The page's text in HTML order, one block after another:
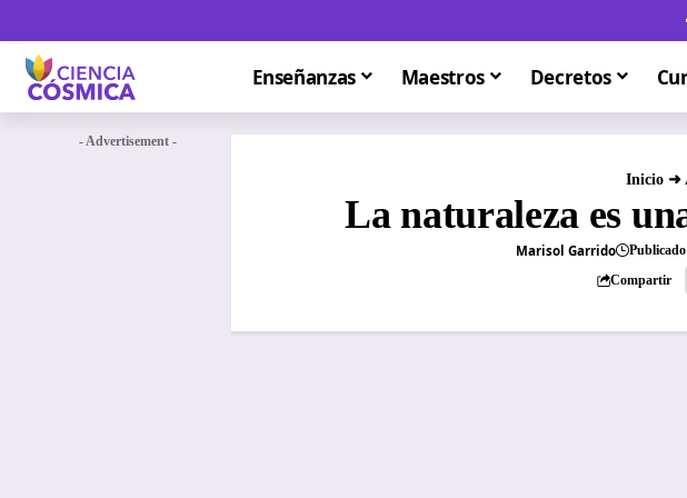
Enseñanzas Maestros Decretos
- Advertisement -
Inicio➜
La naturaleza es
Marisol Garrido Publicado
Compartir